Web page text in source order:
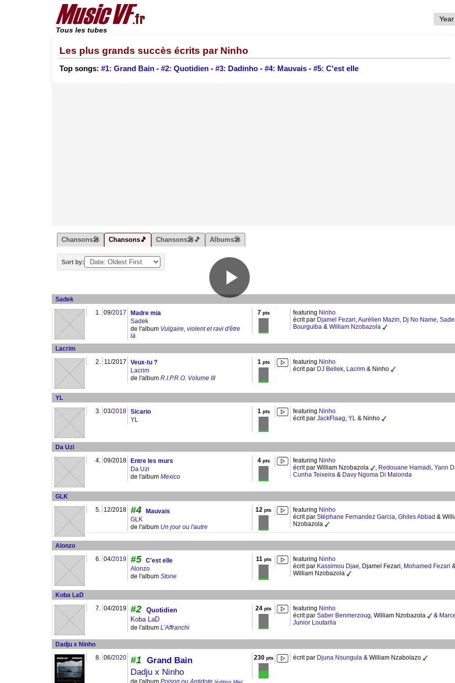
Tous les tubes
Les plus grands succès écrits par Ninho
Top songs: #1: Grand Bain - #2: Quotidien - #3: Dadinho - #4: Mauvais - #5: C'est elle
Chansons🎤 Chansons🎵 Chansons🎤🎵 Albums🎤
Sort by:
Sadek
1. 09/2017
Madre mia
Sadek
de l'album Vulgaire, violent et ravi d'être
là
7 pts featuring Ninho
écrit par Djamel Fezari,Aurélien Mazin, Dj No Name,
Bourguiba & William Nzobazola
Lacrim
2. 11/2017
Veux-tu ?
Lacrim
de l'album R.I.P.R.O. Volume III
1 pts featuring Ninho
écrit par DJ Bellek, Lacrim & Ninho
YL
3. 03/2018 Sicario
YL
1 pts featuring Ninho
écrit par JackFlaag, YL & Ninho
Da Uzi
4. 09/2018
Entre les murs
Da Uzi
de l'album Mexico
4pts featuring Ninho
écrit par William Nzobazola
, Redouane Hamadi, Yann
Cunha Teixeira & Davy Ngoma Di Malonda
GLK
5. 12/2018 #4
Mauvais
GLK
de l'album Un jour ou l'autre
12 pts featuring Ninho
écrit par Stéphane Fernandez Garcia, Ghiles Abbad &
Nzobazola
Alonzo
6. 04/2019 #5 C'est elle
Alonzo
de l'album Stone
11 pts featuring Ninho
écrit par Kassimou Djae, Djamel Fezari, Mohamed Fezari
William Nzobazola
Koba LaD
7. 04/2019 #2 Quotidien
Koba LaD
de l'album L'Affranchi
24 pts featuring Ninho
écrit par Saber Benmerzoug, William Nzobazola &
Junior Loutarila
Dadju x Ninho
8. 06/2020 #1 Grand Bain
Dadju x Ninho
de l'album Poison ou Antidote [édition Miel
230pts écrit par Djuna Nsungula & William Nzabolazo